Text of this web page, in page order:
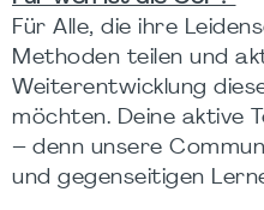
Für Alle, die ihre
Methoden teilen und
Weiterentwicklung
möchten. Deine aktive
– denn unsere
und gegenseitigen